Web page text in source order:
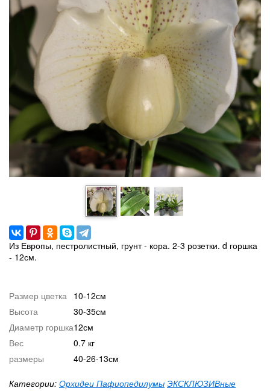
Из Европы, пестролистный, грунт - кора. 2-3 розетки. d горшка
- 12см.
Размер цветка 10-12см
Высота
30-35см
Диаметр горшка12см
Вес
0.7 кг
размеры
40-26-13см
Категории: Орхидеи Пафиопедилумы ЭКСКЛЮЗИВные